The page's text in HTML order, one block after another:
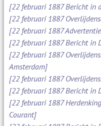
[22 februari 1887 Bericht in
[22 februari 1887
[22 februari 1887
[22 februari 1887 Bericht in
[22 februari 1887
Amsterdam]
[22 februari 1887
[22 februari 1887 Bericht in
[22 februari 1887
Courant]